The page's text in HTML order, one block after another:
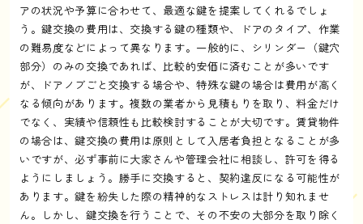
アの状況や予算に合わせて、最適な鍵を提案してくれるでしょ
う。鍵交換の費用は、交換する鍵の種類や、ドアのタイプ、作業
の難易度などによって異なります。一般的に、シリンダー（鍵穴
部分）のみの交換であれば、比較的安価に済むことが多いです
が、ドアノブごと交換する場合や、特殊な鍵の場合は費用が高く
なる傾向があります。複数の業者から見積もりを取り、料金だけ
でなく、実績や信頼性も比較検討することが大切です。賃貸物件
の場合は、鍵交換の費用は原則として入居者負担となることが多
いですが、必ず事前に大家さんや管理会社に相談し、許可を得る
ようにしましょう。勝手に交換すると、契約違反になる可能性が
あります。鍵を紛失した際の精神的なストレスは計り知れませ
ん。しかし、鍵交換を行うことで、その不安の大部分を取り除く